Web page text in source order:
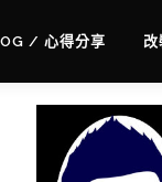
/ 心得分享 改